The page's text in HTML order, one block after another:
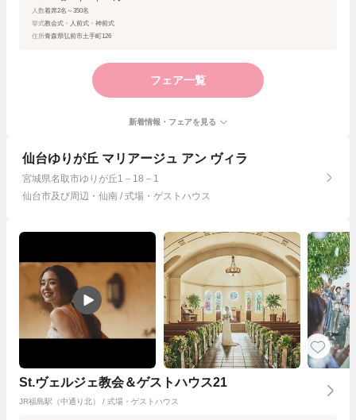
人数着席2名～350名
挙式教会式・人前式・神前式
住所青森県弘前市土手町126
フェア一覧
新着情報・フェアを見る
仙台ゆりが丘 マリアージュ アン ヴィラ
宮城県名取市ゆりが丘1－18－1
仙台市及び周辺・仙南 / 式場・ゲストハウス
St.ヴェルジェ教会＆ゲストハウス21
JR福島駅（中通り北） / 式場・ゲストハウス